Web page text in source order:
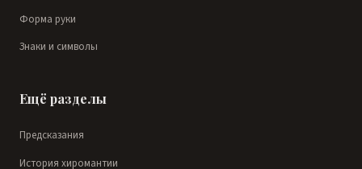
Форма руки
Знаки и символы
Ещё разделы
Предсказания
История хиромантии